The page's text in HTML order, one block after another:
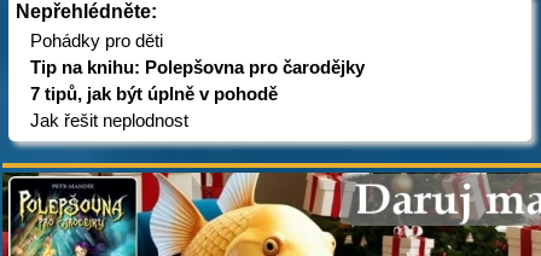
Nepřehlédněte:
Pohádky pro děti
Tip na knihu: Polepšovna pro čarodějky
7 tipů, jak být úplně v pohodě
Jak řešit neplodnost